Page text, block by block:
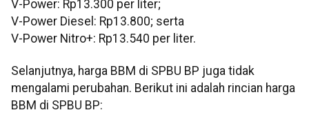
V-Power: Rp13.300 per liter;
V-Power Diesel: Rp13.800; serta
V-Power Nitro+: Rp13.540 per liter.
Selanjutnya, harga BBM di SPBU BP juga tidak
mengalami perubahan. Berikut ini adalah rincian harga
BBM di SPBU BP: